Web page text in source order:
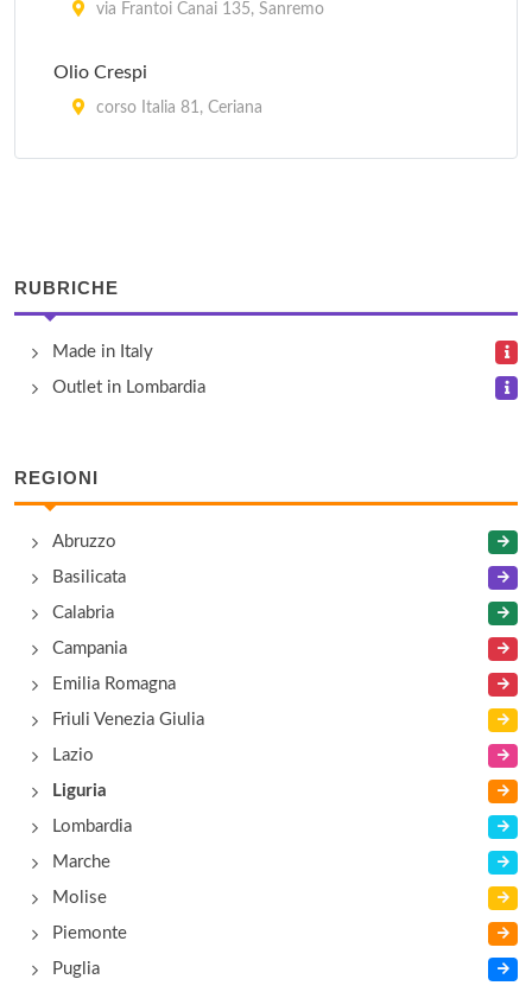
via Frantoi Canai 135, Sanremo
Olio Crespi
corso Italia 81, Ceriana
corso Limone Piemonte 15, Ventimiglia
RUBRICHE
Made in Italy
Outlet in Lombardia
REGIONI
Abruzzo
Basilicata
Calabria
Campania
Emilia Romagna
Friuli Venezia Giulia
Lazio
Liguria
Lombardia
Marche
Molise
Piemonte
Puglia